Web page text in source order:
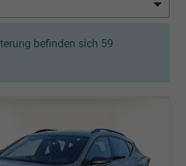
befinden sich 59